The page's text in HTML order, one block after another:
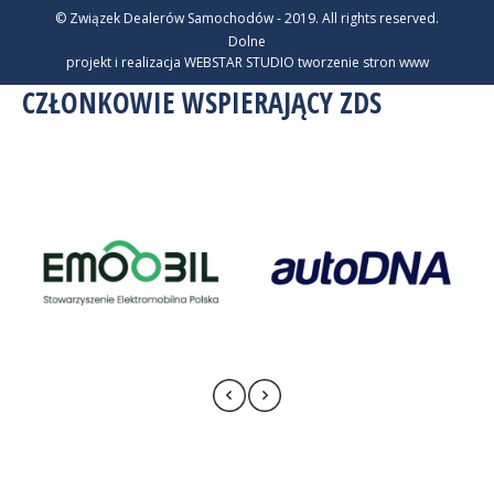
© Związek Dealerów Samochodów - 2019. All rights reserved.
Dolne
projekt i realizacja WEBSTAR STUDIO tworzenie stron www
CZŁONKOWIE WSPIERAJĄCY ZDS